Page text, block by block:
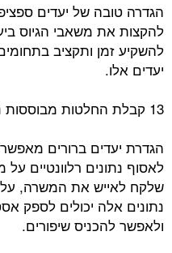
הגדרה טובה של יעדים
להקצות את משאבי הגיוס
להשקיע זמן ותקציב
יעדים אלו.
13 קבלת החלטות מבוססות נתונים:
הגדרת יעדים ברורים
לאסוף נתונים רלוונטיים על
שלקח לאייש את המשרה,
נתונים אלה יכולים לספק
ולאפשר להכניס שיפורים.